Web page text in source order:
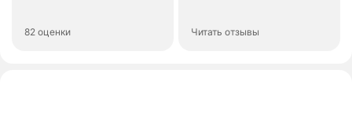
82 оценки Читать отзывы